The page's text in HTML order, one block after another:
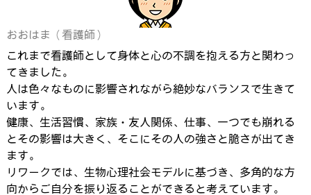
おおはま（看護師）
これまで看護師として身体と心の不調を抱える方と関わっ
てきました。
人は色々なものに影響されながら絶妙なバランスで生きて
います。
健康、生活習慣、家族・友人関係、仕事、一つでも崩れる
とその影響は大きく、そこにその人の強さと脆さが出てき
ます。
リワークでは、生物心理社会モデルに基づき、多角的な方
向からご自分を振り返ることができると考えています。